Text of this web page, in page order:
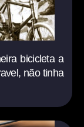
bicicleta a
não tinha